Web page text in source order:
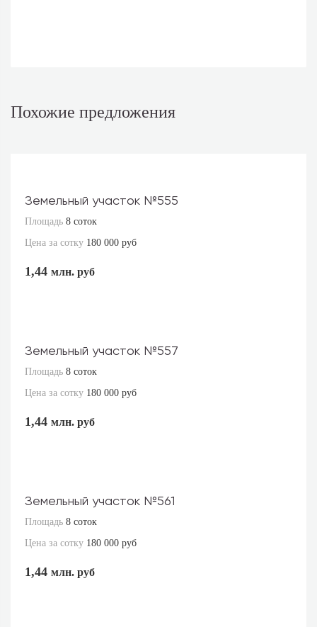
Похожие предложения
Земельный участок №555
Площадь 8 соток
Цена за сотку 180 000 руб
1,44 млн. руб
Земельный участок №557
Площадь 8 соток
Цена за сотку 180 000 руб
1,44 млн. руб
Земельный участок №561
Площадь 8 соток
Цена за сотку 180 000 руб
1,44 млн. руб